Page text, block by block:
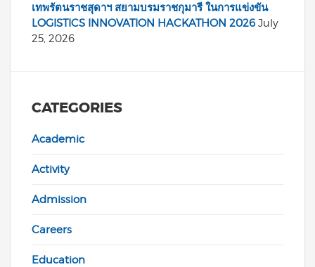
เทพรัตนราชสุดาฯ สยามบรมราชกุมารี ในการแข่งขัน
LOGISTICS INNOVATION HACKATHON 2026 July
25, 2026
CATEGORIES
Academic
Activity
Admission
Careers
Education